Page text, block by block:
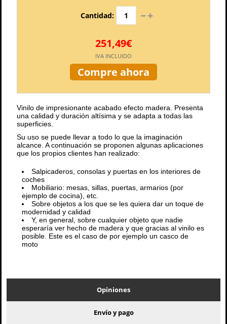
Cantidad:
251,49€
IVA INCLUIDO
Compre ahora
Vinilo de impresionante acabado efecto madera. Presenta
una calidad y duración altísima y se adapta a todas las
superficies.
Su uso se puede llevar a todo lo que la imaginación
alcance. A continuación se proponen algunas aplicaciones
que los propios clientes han realizado:
Salpicaderos, consolas y puertas en los interiores de
coches
Mobiliario: mesas, sillas, puertas, armarios (por
ejemplo de cocina), etc.
Sobre objetos a los que se les quiera dar un toque de
modernidad y calidad
Y, en general, sobre cualquier objeto que nadie
esperaría ver hecho de madera y que gracias al vinilo es
posible. Este es el caso de por ejemplo un casco de
moto
Opiniones
Envío y pago